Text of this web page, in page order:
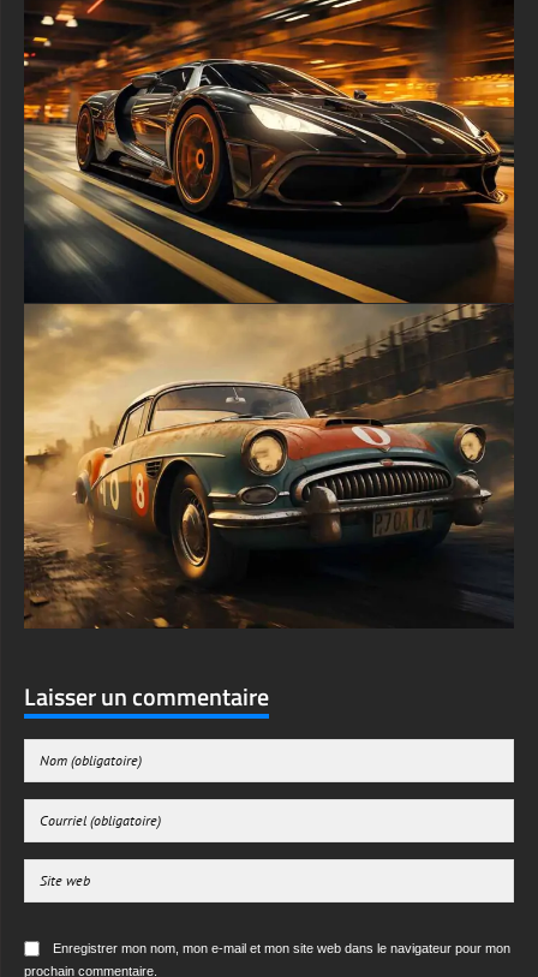
Laisser un commentaire